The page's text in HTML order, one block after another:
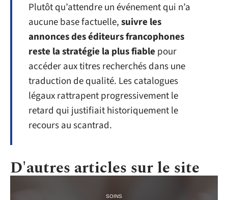
Plutôt qu’attendre un événement qui n’a
aucune base factuelle,suivre les
annonces des éditeurs francophones
reste la stratégie la plus fiable pour
accéder aux titres recherchés dans une
traduction de qualité. Les catalogues
légaux rattrapent progressivement le
retard qui justifiait historiquement le
recours au scantrad.
D'autres articles sur le site
SOINS